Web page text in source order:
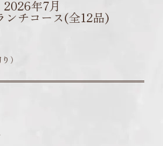
2026年7月
ンチコース(全12品)
）